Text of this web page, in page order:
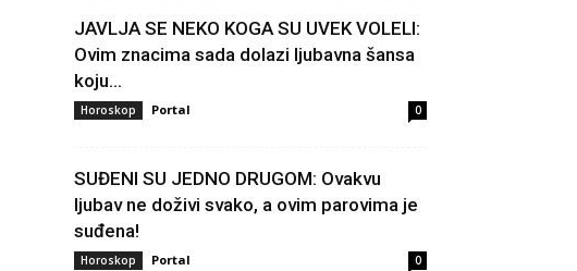
JAVLJA SE NEKO KOGA SU UVEK VOLELI:
Ovim znacima sada dolazi ljubavna šansa
koju...
Horoskop Portal 0
SUĐENI SU JEDNO DRUGOM: Ovakvu
ljubav ne doživi svako, a ovim parovima je
suđena!
Horoskop Portal 0